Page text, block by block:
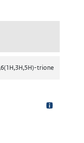
trione